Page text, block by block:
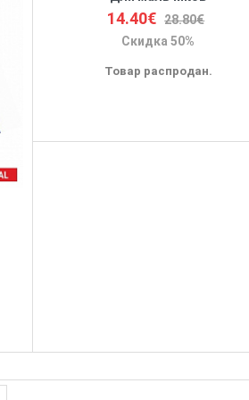
14.40€ 28.80€
Скидка 50%
Товар распродан.